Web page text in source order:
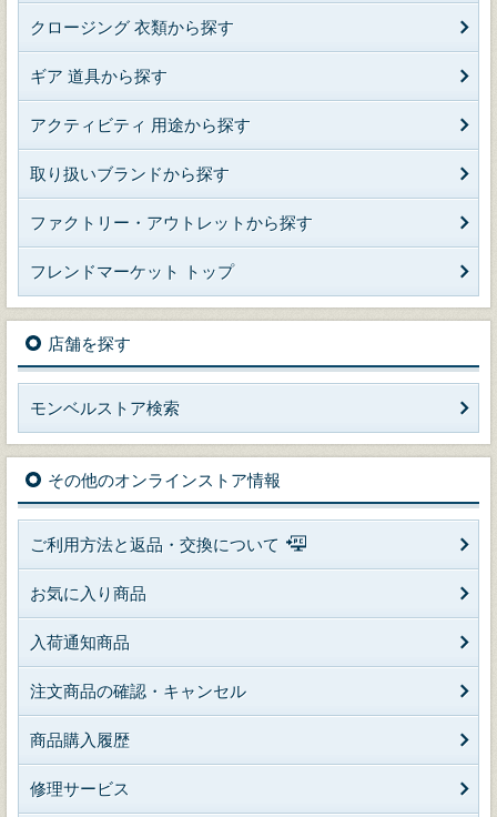
クロージング 衣類から探す
ギア 道具から探す
アクティビティ 用途から探す
取り扱いブランドから探す
ファクトリー・アウトレットから探す
フレンドマーケット トップ
店舗を探す
モンベルストア検索
その他のオンラインストア情報
ご利用方法と返品・交換について
お気に入り商品
入荷通知商品
注文商品の確認・キャンセル
商品購入履歴
修理サービス